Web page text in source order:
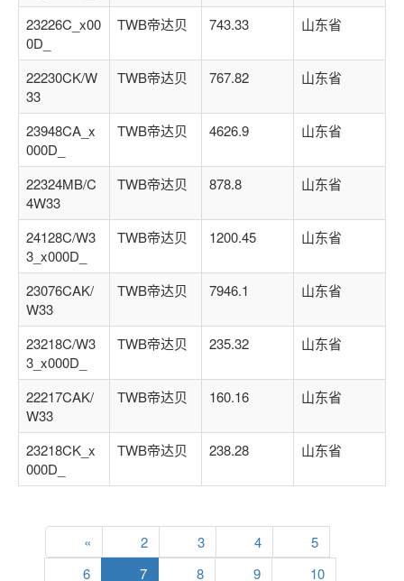
23226C_x00
0D_
TWB帝达贝 743.33 山东省
22230CK/W
33
TWB帝达贝 767.82 山东省
23948CA_x
000D_
TWB帝达贝 4626.9 山东省
22324MB/C
4W33
TWB帝达贝 878.8 山东省
24128C/W3
3_x000D_
TWB帝达贝 1200.45 山东省
23076CAK/
W33
TWB帝达贝 7946.1 山东省
23218C/W3
3_x000D_
TWB帝达贝 235.32 山东省
22217CAK/
W33
TWB帝达贝 160.16 山东省
23218CK_x
000D_
TWB帝达贝 238.28 山东省
« 2 3 4
5
6
7 8 9 10